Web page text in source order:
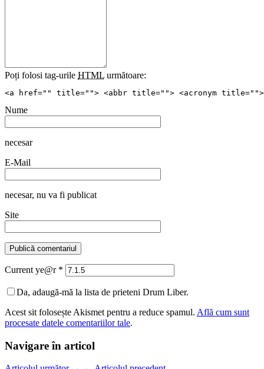
Poți folosi tag-urile HTML următoare:
<a href="" title=""> <abbr title=""> <acronym title="">
Nume
necesar
E-Mail
necesar, nu va fi publicat
Site
Current ye@r *
Da, adaugă-mă la lista de prieteni Drum Liber.
Acest sit folosește Akismet pentru a reduce spamul. Află cum sunt
procesate datele comentariilor tale.
Navigare în articol